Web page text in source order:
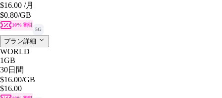
$16.00 /月
$0.80/GB
10% 割引
5G
プラン詳細
WORLD
1GB
30日間
$16.00/GB
$16.00